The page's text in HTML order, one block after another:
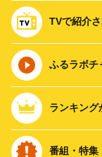
TVで紹介
ふるラボチ
ランキング
番組・特集